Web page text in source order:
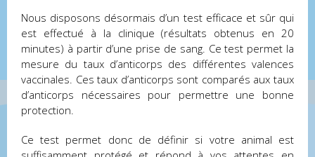
Nous disposons désormais d’un test efficace et sûr qui
est effectué à la clinique (résultats obtenus en 20
minutes) à partir d’une prise de sang. Ce test permet la
mesure du taux d’anticorps des différentes valences
vaccinales. Ces taux d’anticorps sont comparés aux taux
d’anticorps nécessaires pour permettre une bonne
protection.
Ce test permet donc de définir si votre animal est